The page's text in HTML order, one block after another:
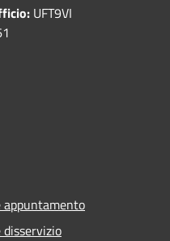
UFT9VI
appuntamento
disservizio